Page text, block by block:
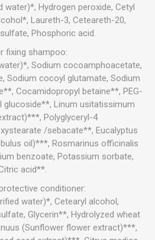
water)*, Hydrogen peroxide, Cetyl
Laureth-3, Ceteareth-20,
Phosphoric acid.
fixing shampoo:
Sodium cocoamphoacetate,
Sodium cocoyl glutamate, Sodium
Cocamidopropyl betaine**, PEG-
glucoside**, Linum usitatissimum
Polyglyceryl-4
/sebacate**, Eucalyptus
oil)***, Rosmarinus officinalis
benzoate, Potassium sorbate,
acid**.
conditioner:
water)*, Cetearyl alcohol,
Glycerin**, Hydrolyzed wheat
(Sunflower flower extract)***,